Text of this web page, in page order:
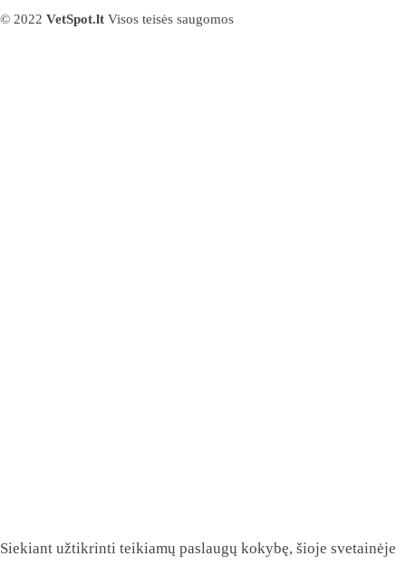
© 2022 VetSpot.lt Visos teisės saugomos
Siekiant užtikrinti teikiamų paslaugų kokybę, šioje svetainėje